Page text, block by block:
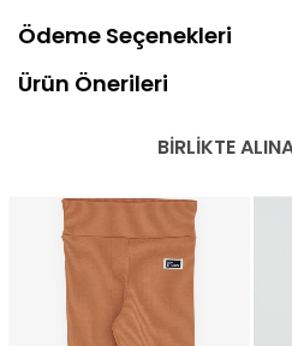
Ödeme Seçenekleri
Ürün Önerileri